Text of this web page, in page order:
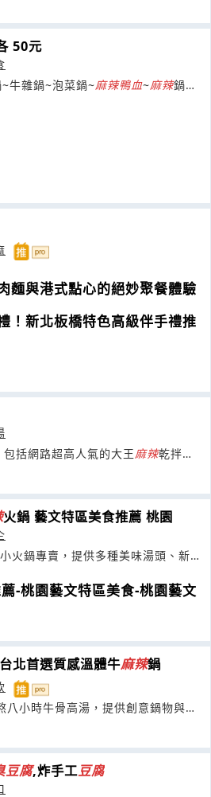
50元
牛雜鍋~泡菜鍋~麻辣鴨血~麻辣鍋底
麵與港式點心的絕妙聚餐體驗
！新北板橋特色高級伴手禮推
括網路超高人氣的大王麻辣乾拌麵
火鍋 藝文特區美食推薦 桃園
火鍋專賣，提供多種美味湯頭、新鮮
-桃園藝文特區美食-桃園藝文
北首選質感溫體牛麻辣鍋
八小時牛骨高湯，提供創意鍋物與職
豆腐,炸手工豆腐